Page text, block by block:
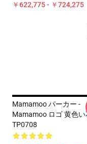
￥622,775 - ￥724,275
Mamamoo パーカー -
Mamamoo ロゴ 黄色い
TP0708